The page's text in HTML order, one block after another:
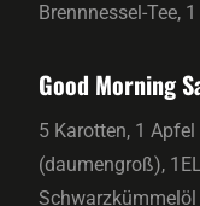
Brennnessel-Tee,
Good Morning
5 Karotten, 1
(daumengroß),
Schwarzkümmelöl